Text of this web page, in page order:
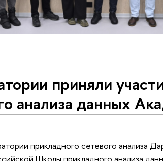
приняли
анализа данных
прикладного сетевого анализа